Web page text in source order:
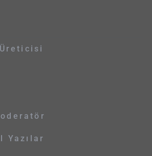
Yazılar